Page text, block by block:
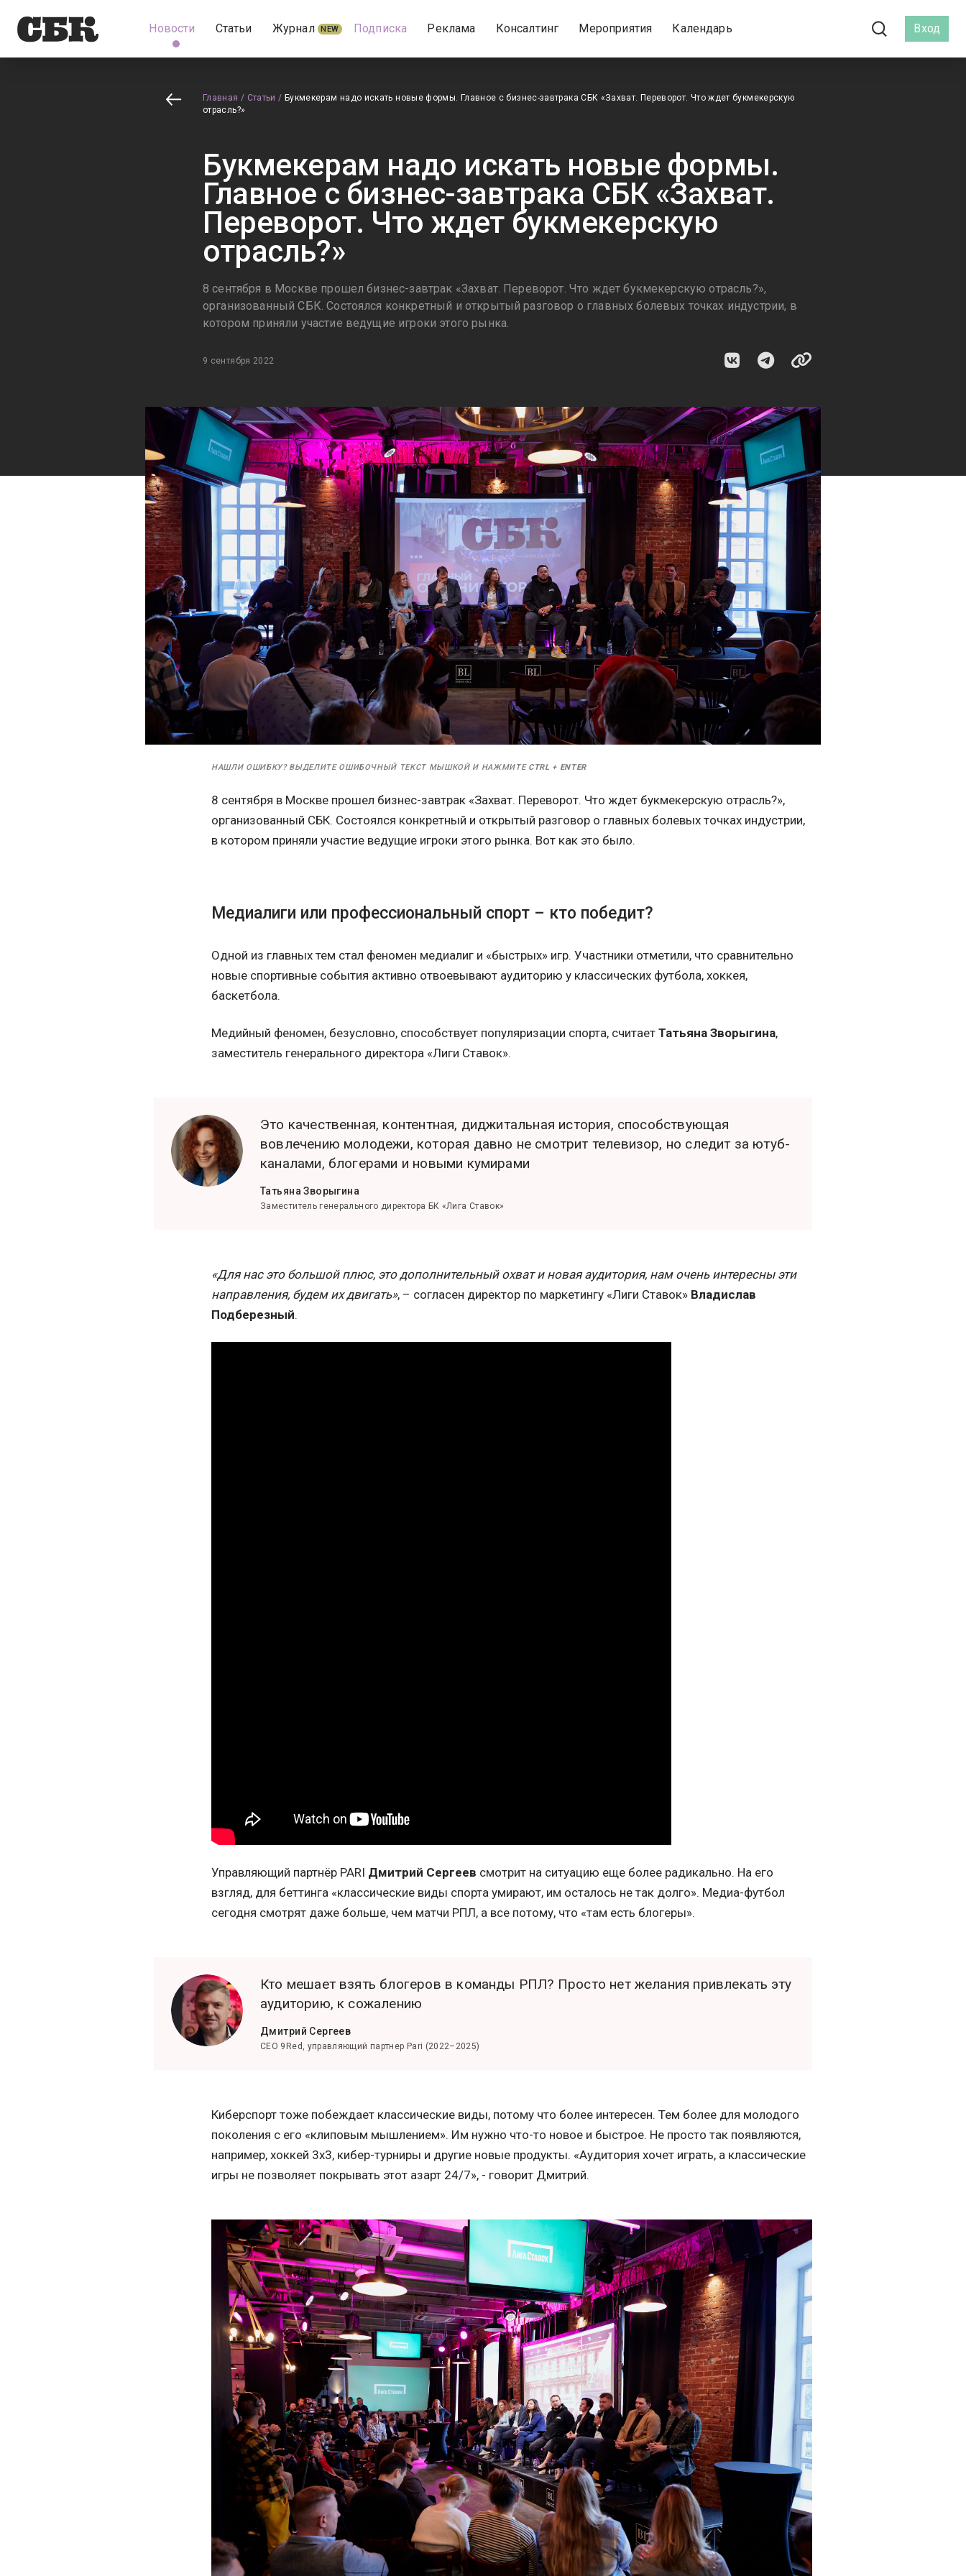
Новости Статьи Журнал NEW Подписка Реклама Консалтинг Мероприятия Календарь Вход
Главная / Статьи / Букмекерам надо искать новые формы. Главное с бизнес-завтрака СБК «Захват. Переворот. Что ждет букмекерскую
отрасль?»
Букмекерам надо искать новые формы.
Главное с бизнес-завтрака СБК «Захват.
Переворот. Что ждет букмекерскую
отрасль?»
8 сентября в Москве прошел бизнес-завтрак «Захват. Переворот. Что ждет букмекерскую отрасль?»,
организованный СБК. Состоялся конкретный и открытый разговор о главных болевых точках индустрии, в
котором приняли участие ведущие игроки этого рынка.
9 сентября 2022
НАШЛИ ОШИБКУ? ВЫДЕЛИТЕ ОШИБОЧНЫЙ ТЕКСТ МЫШКОЙ И НАЖМИТЕ CTRL + ENTER
8 сентября в Москве прошел бизнес-завтрак «Захват. Переворот. Что ждет букмекерскую отрасль?»,
организованный СБК. Состоялся конкретный и открытый разговор о главных болевых точках индустрии,
в котором приняли участие ведущие игроки этого рынка. Вот как это было.
Медиалиги или профессиональный спорт – кто победит?
Одной из главных тем стал феномен медиалиг и «быстрых» игр. Участники отметили, что сравнительно
новые спортивные события активно отвоевывают аудиторию у классических футбола, хоккея,
баскетбола.
Медийный феномен, безусловно, способствует популяризации спорта, считает Татьяна Зворыгина,
заместитель генерального директора «Лиги Ставок».
Это качественная, контентная, диджитальная история, способствующая
вовлечению молодежи, которая давно не смотрит телевизор, но следит за ютуб-
каналами, блогерами и новыми кумирами
Татьяна Зворыгина
Заместитель генерального директора БК «Лига Ставок»
«Для нас это большой плюс, это дополнительный охват и новая аудитория, нам очень интересны эти
направления, будем их двигать», – согласен директор по маркетингу «Лиги Ставок» Владислав
Подберезный.
Управляющий партнёр PARI Дмитрий Сергеев смотрит на ситуацию еще более радикально. На его
взгляд, для беттинга «классические виды спорта умирают, им осталось не так долго». Медиа-футбол
сегодня смотрят даже больше, чем матчи РПЛ, а все потому, что «там есть блогеры».
Кто мешает взять блогеров в команды РПЛ? Просто нет желания привлекать эту
аудиторию, к сожалению
Дмитрий Сергеев
CEO 9Red, управляющий партнер Pari (2022–2025)
Киберспорт тоже побеждает классические виды, потому что более интересен. Тем более для молодого
поколения с его «клиповым мышлением». Им нужно что-то новое и быстрое. Не просто так появляются,
например, хоккей 3х3, кибер-турниры и другие новые продукты. «Аудитория хочет играть, а классические
игры не позволяет покрывать этот азарт 24/7», - говорит Дмитрий.